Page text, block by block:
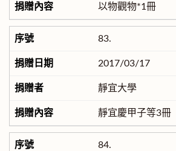
以物觀物*1冊
83.
2017/03/17
靜宜大學
靜宜慶甲子等3冊
84.